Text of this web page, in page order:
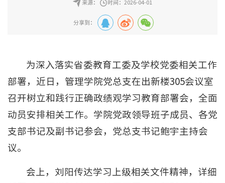
来源： 时间：2026-04-01
分享到：
为深入落实省委教育工委及学校党委相关工作
部署，近日，管理学院党总支在出新楼305会议室
召开树立和践行正确政绩观学习教育部署会，全面
动员安排相关工作。学院党政领导班子成员、各党
支部书记及副书记参会，党总支书记鲍宇主持会
议。
会上，刘阳传达学习上级相关文件精神，详细